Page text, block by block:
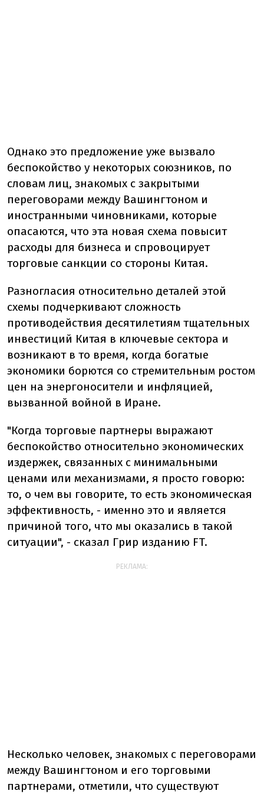
Однако это предложение уже вызвало
беспокойство у некоторых союзников, по
словам лиц, знакомых с закрытыми
переговорами между Вашингтоном и
иностранными чиновниками, которые
опасаются, что эта новая схема повысит
расходы для бизнеса и спровоцирует
торговые санкции со стороны Китая.
Разногласия относительно деталей этой
схемы подчеркивают сложность
противодействия десятилетиям тщательных
инвестиций Китая в ключевые сектора и
возникают в то время, когда богатые
экономики борются со стремительным ростом
цен на энергоносители и инфляцией,
вызванной войной в Иране.
"Когда торговые партнеры выражают
беспокойство относительно экономических
издержек, связанных с минимальными
ценами или механизмами, я просто говорю:
то, о чем вы говорите, то есть экономическая
эффективность, - именно это и является
причиной того, что мы оказались в такой
ситуации", - сказал Грир изданию FT.
РЕКЛАМА:
Несколько человек, знакомых с переговорами
между Вашингтоном и его торговыми
партнерами, отметили, что существуют